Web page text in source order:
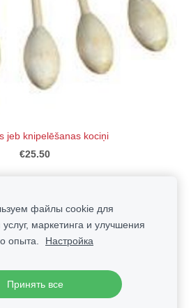
jeb knipelēšanas kociņi
€25.50
файлы cookie для
маркетинга и улучшения
опыта.
Настройка
Принять все